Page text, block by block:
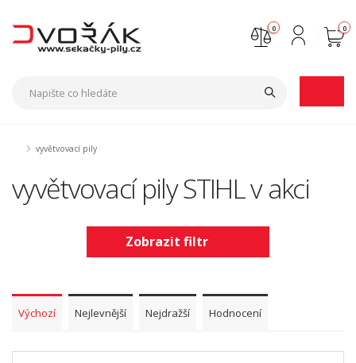
0
0
vyvětvovací pily
vyvětvovací pily STIHL v akci
Zobrazit filtr
Výchozí Nejlevnější Nejdražší Hodnocení